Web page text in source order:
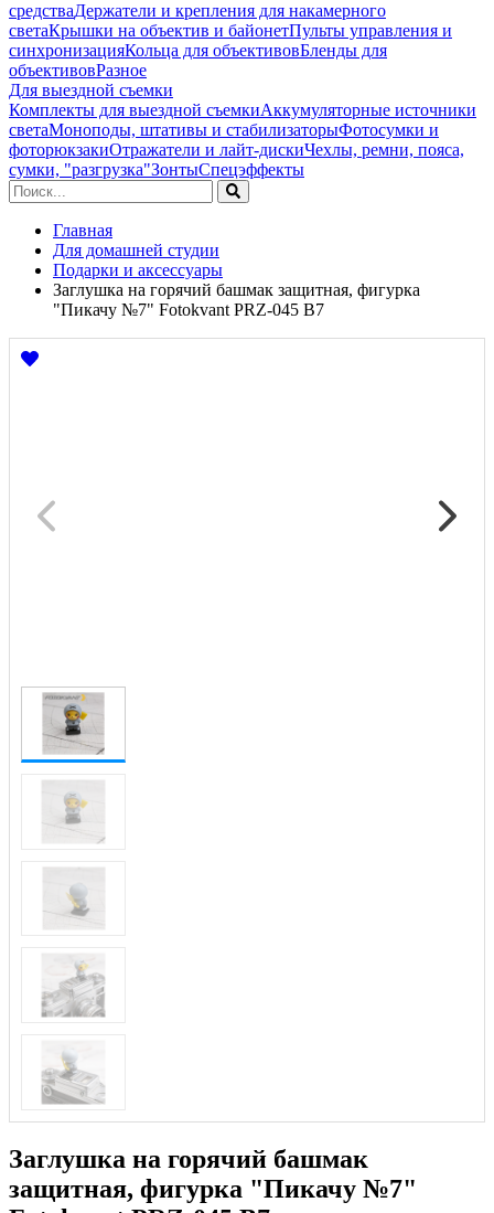
средстваДержатели и крепления для накамерного
светаКрышки на объектив и байонетПульты управления и
синхронизацияКольца для объективовБленды для
объективовРазное
Для выездной съемки
Комплекты для выездной съемкиАккумуляторные источники
светаМоноподы, штативы и стабилизаторыФотосумки и
фоторюкзакиОтражатели и лайт-дискиЧехлы, ремни, пояса,
сумки, "разгрузка"ЗонтыСпецэффекты
Главная
Для домашней студии
Подарки и аксессуары
Заглушка на горячий башмак защитная, фигурка
"Пикачу №7" Fotokvant PRZ-045 B7
Заглушка на горячий башмак
защитная, фигурка "Пикачу №7"